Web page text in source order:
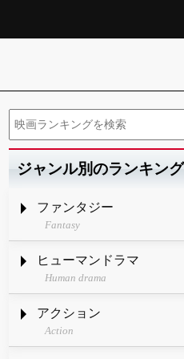
ジャンル別のランキング
ファンタジー
Fantasy
ヒューマンドラマ
Human drama
アクション
Action